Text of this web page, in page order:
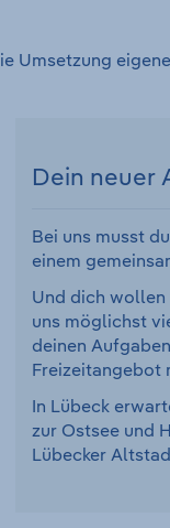
Umsetzung
Dein neuer
Bei uns musst
einem
Und dich
uns möglichst
deinen
Freizeitangebot
In Lübeck
zur Ostsee und
Lübecker